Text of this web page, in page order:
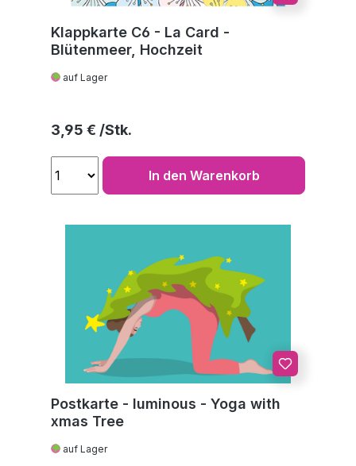
Klappkarte C6 - La Card -
Blütenmeer, Hochzeit
auf Lager
Regulärer Preis:
3,95 €
In den Warenkorb
Postkarte - luminous - Yoga with
xmas Tree
auf Lager